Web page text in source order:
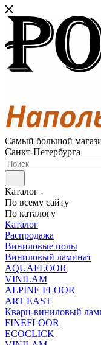
Самый большой
Санкт-Петербурга
Каталог
По всему сайту
По каталогу
Каталог
Распродажа
Виниловые полы
Виниловый ламинат
AQUAFLOOR
VINILAM
ALPINE FLOOR
ART EAST
Кварц-виниловый
FINEFLOOR
ECOCLICK